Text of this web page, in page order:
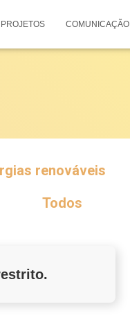
PROJETOS COMUNICAÇÃO
renováveis
Todos